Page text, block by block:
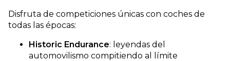
Disfruta de competiciones únicas con coches de
todas las épocas:
Historic Endurance: leyendas del
automovilismo compitiendo al límite